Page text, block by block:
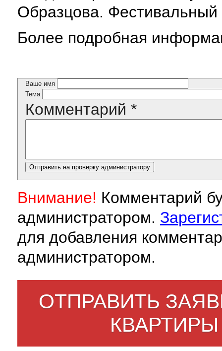
Образцова. Фестивальный
Более подробная
Ваше имя
Тема
Комментарий *
Внимание! Комментарий
администратором.
для добавления
администратором.
ОТПРАВИТЬ